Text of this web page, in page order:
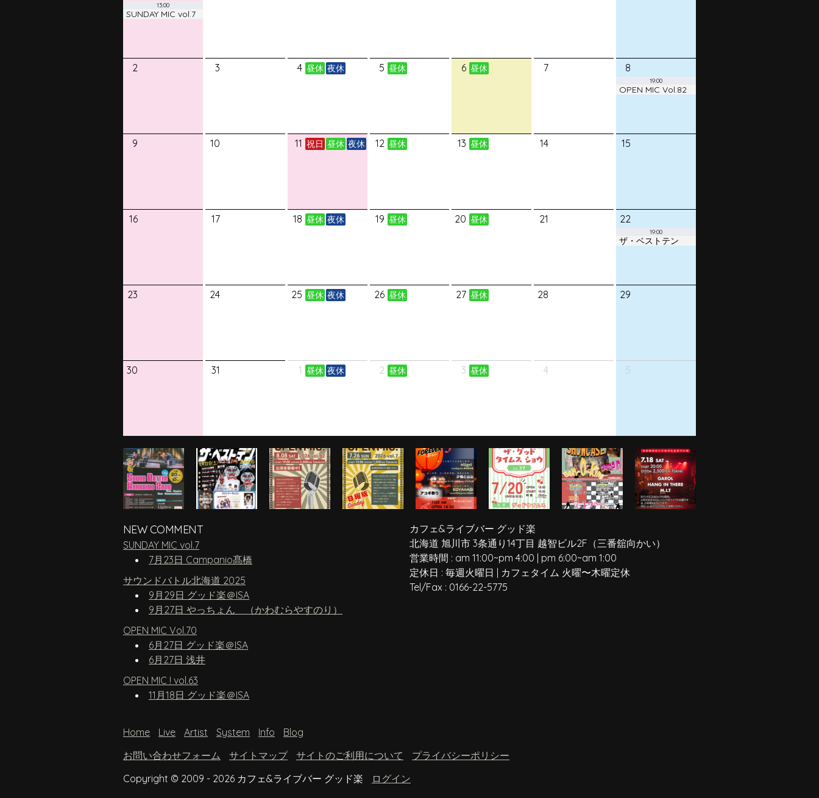
13:00
SUNDAY MIC vol.7
2 3 4 昼休 夜休 5 昼休 6 昼休 7 8
19:00
OPEN MIC Vol.82
9 10 11 祝日 昼休 夜休 12 昼休 13 昼休 14 15
16 17 18 昼休 夜休 19 昼休 20 昼休 21 22
19:00
ザ・ベストテン
23 24 25 昼休 夜休 26 昼休 27 昼休 28 29
30 31 1 昼休 夜休 2 昼休 3 昼休 4 5
NEW COMMENT
SUNDAY MIC vol.7
7月23日 Campanio髙橋
サウンドバトル北海道 2025
9月29日 グッド楽＠ISA
9月27日 やっちょん （かわむらやすのり）
OPEN MIC Vol.70
6月27日 グッド楽＠ISA
6月27日 浅井
OPEN MIC ! vol.63
11月18日 グッド楽＠ISA
カフェ&ライブバー グッド楽
北海道 旭川市 3条通り14丁目 越智ビル2F （三番舘向かい）
営業時間 : am 11:00~pm 4:00 | pm 6:00~am 1:00
定休日 : 毎週火曜日 | カフェタイム 火曜〜木曜定休
Tel/Fax : 0166-22-5775
Home Live Artist System Info
Blog
お問い合わせフォーム
サイトマップ サイトのご利用について
プライバシーポリシー
Copyright © 2009 - 2026 カフェ&ライブバー グッド楽
ログイン